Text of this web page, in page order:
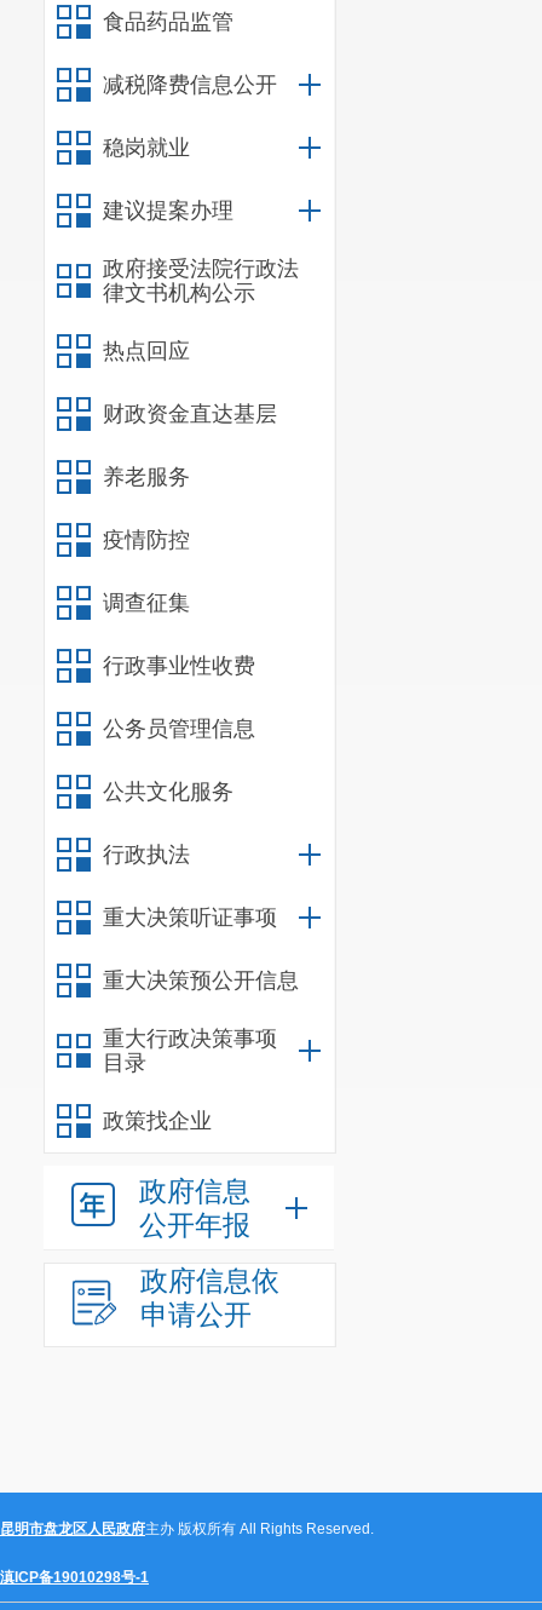
食品药品监管
减税降费信息公开
稳岗就业
建议提案办理
政府接受法院行政法
律文书机构公示
热点回应
财政资金直达基层
养老服务
疫情防控
调查征集
行政事业性收费
公务员管理信息
公共文化服务
行政执法
重大决策听证事项
重大决策预公开信息
重大行政决策事项
目录
政策找企业
政府信息
公开年报
政府信息依
申请公开
昆明市盘龙区人民政府主办 版权所有 All Rights Reserved.
滇ICP备19010298号-1